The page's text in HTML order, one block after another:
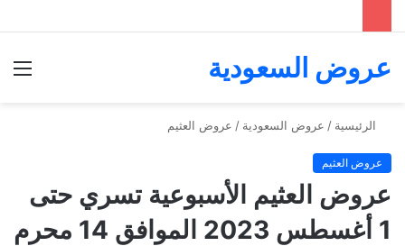
عروض السعودية
الرئيسية / عروض السعودية / عروض العثيم
عروض العثيم
عروض العثيم الأسبوعية تسري حتى
1 أغسطس 2023 الموافق 14 محرم